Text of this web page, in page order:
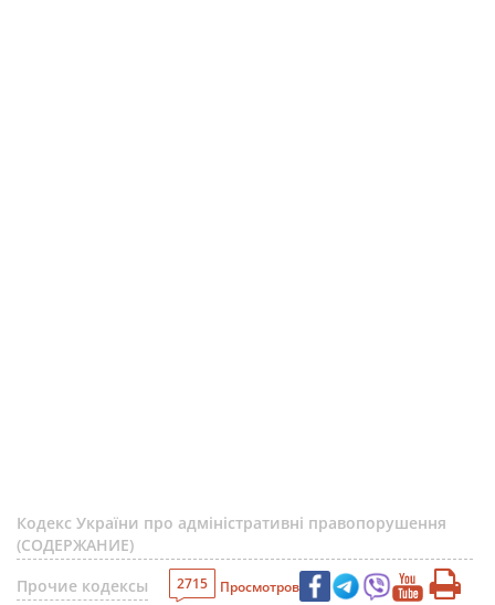
Кодекс України про адміністративні правопорушення
(СОДЕРЖАНИЕ)
Прочие кодексы
2715 Просмотров